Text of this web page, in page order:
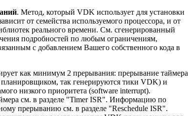
. Метод, который VDK использует для установки
от семейства используемого процессора, и от
реального времени. См. сгенерированный
подробностей по любым ограничениям,
с добавлением Вашего собственного кода в
как минимум 2 прерывания: прерывание таймера
планировщиком, так генерируются тики VDK) и
низкого приоритета (software interrupt).
см. в разделе "Timer ISR". Информацию по
прерыванию см. в разделе "Reschedule ISR".